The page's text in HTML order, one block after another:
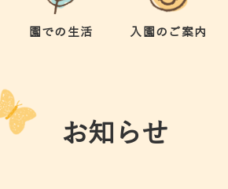
園での生活 入園のご案内
お知らせ